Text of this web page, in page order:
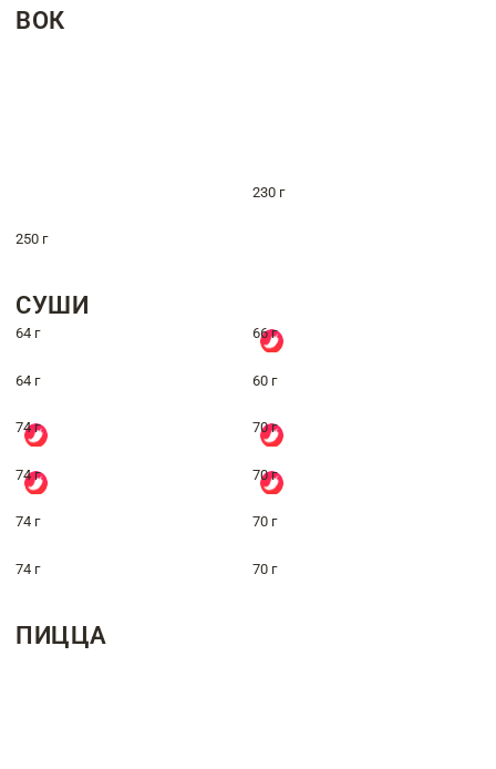
ВОК
230 г
250 г
СУШИ
64 г 66 г
64 г 60 г
74 г 70 г
74 г 70 г
74 г 70 г
74 г 70 г
ПИЦЦА